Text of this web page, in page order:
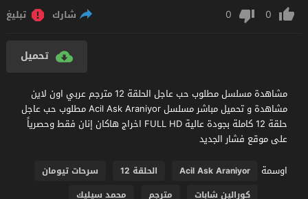
0
0 شارك تبليغ
تحميل
مشاهدة مسلسل مطلوب حب عاجل الحلقة 12 مترجم عربي اون لاين
مشاهدة و تحميل مباشر مسلسل Acil Ask Araniyor مطلوب حب عاجل
حلقة 12 كاملة بجودة عالية FULL HD اخراج هاكان إنان فقط وحصرياً
على موقع فشار الجديد
اوسمة
Acil Ask Araniyor الحلقة 12
سرحات تيومان
كورالين شابات
مترجم
محمد سيليك